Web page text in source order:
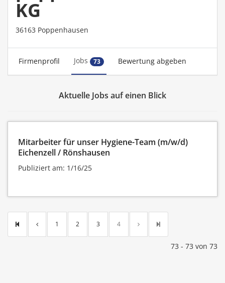
KG
36163 Poppenhausen
Firmenprofil Jobs 73 Bewertung abgeben
Aktuelle Jobs auf einen Blick
Mitarbeiter für unser Hygiene-Team (m/w/d)
Eichenzell / Rönshausen
Publiziert am: 1/16/25
1 2 3 4
73 - 73 von 73